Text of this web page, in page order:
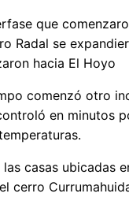
que
Radal se
hacia El Hoyo
comenzó otro
en minutos
casas ubicadas
cerro